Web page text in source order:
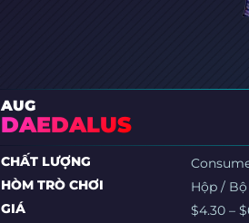
AUG
DAEDALUS
CHẤT LƯỢNG
HÒM TRÒ CHƠI
Hộp /
GIÁ
$4.30 –